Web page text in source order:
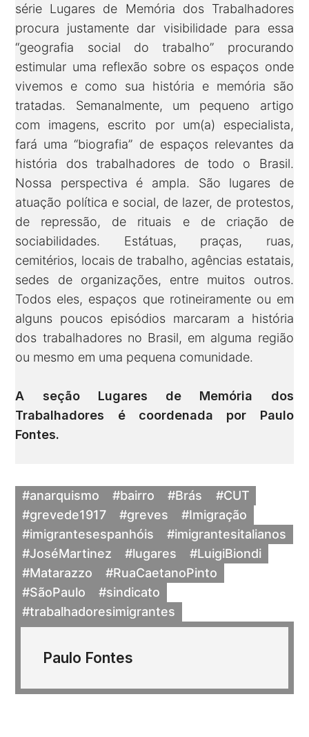
série Lugares de Memória dos Trabalhadores
procura justamente dar visibilidade para essa
“geografia social do trabalho” procurando
estimular uma reflexão sobre os espaços onde
vivemos e como sua história e memória são
tratadas. Semanalmente, um pequeno artigo
com imagens, escrito por um(a) especialista,
fará uma “biografia” de espaços relevantes da
história dos trabalhadores de todo o Brasil.
Nossa perspectiva é ampla. São lugares de
atuação política e social, de lazer, de protestos,
de repressão, de rituais e de criação de
sociabilidades. Estátuas, praças, ruas,
cemitérios, locais de trabalho, agências estatais,
sedes de organizações, entre muitos outros.
Todos eles, espaços que rotineiramente ou em
alguns poucos episódios marcaram a história
dos trabalhadores no Brasil, em alguma região
ou mesmo em uma pequena comunidade.
A seção Lugares de Memória dos
Trabalhadores é coordenada por Paulo
Fontes.
#anarquismo #bairro #Brás
#CUT
#grevede1917
#greves
#Imigração
#imigrantesespanhóis
#imigrantesitalianos
#JoséMartinez
#lugares
#LuigiBiondi
#Matarazzo
#RuaCaetanoPinto
#SãoPaulo
#sindicato
#trabalhadoresimigrantes
Paulo Fontes